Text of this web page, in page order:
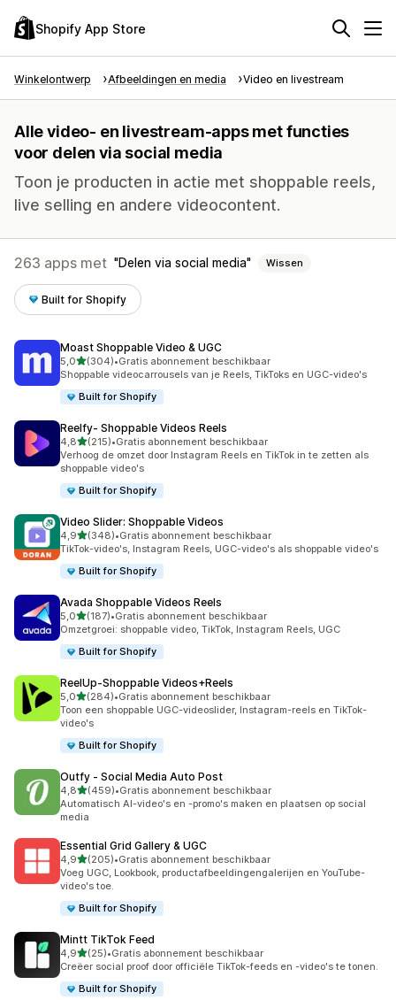
Shopify App Store
Winkelontwerp Afbeeldingen en media Video en livestream
Alle video- en livestream-apps met functies
voor delen via social media
Toon je producten in actie met shoppable reels,
live selling en andere videocontent.
263 apps met Delen via social media Wissen
Built for Shopify
Moast Shoppable Video & UGC
5,0van 5 sterren
(304)
304 recensies in totaal
•Gratis abonnement beschikbaar
Shoppable videocarrousels van je Reels, TikToks en UGC-video's
Built for Shopify
Reelfy‑ Shoppable Videos Reels
4,8van 5 sterren
(215)
215 recensies in totaal
•Gratis abonnement beschikbaar
Verhoog de omzet door Instagram Reels en TikTok in te zetten als
shoppable video's
Built for Shopify
Video Slider: Shoppable Videos
4,9van 5 sterren
(348)
348 recensies in totaal
•Gratis abonnement beschikbaar
TikTok-video's, Instagram Reels, UGC-video's als shoppable video's
Built for Shopify
Avada Shoppable Videos Reels
5,0van 5 sterren
(187)
187 recensies in totaal
•Gratis abonnement beschikbaar
Omzetgroei: shoppable video, TikTok, Instagram Reels, UGC
Built for Shopify
ReelUp‑Shoppable Videos+Reels
5,0van 5 sterren
(284)
284 recensies in totaal
•Gratis abonnement beschikbaar
Toon een shoppable UGC-videoslider, Instagram-reels en TikTok-
video's
Built for Shopify
Outfy ‑ Social Media Auto Post
4,8van 5 sterren
(459)
459 recensies in totaal
•Gratis abonnement beschikbaar
Automatisch AI-video's en -promo's maken en plaatsen op social
media
Essential Grid Gallery & UGC
4,9van 5 sterren
(205)
205 recensies in totaal
•Gratis abonnement beschikbaar
Voeg UGC, Lookbook, productafbeeldingengalerijen en YouTube-
video's toe.
Built for Shopify
Mintt TikTok Feed
4,9van 5 sterren
(25)
25 recensies in totaal
•Gratis abonnement beschikbaar
Creëer social proof door officiële TikTok-feeds en -video's te tonen.
Built for Shopify